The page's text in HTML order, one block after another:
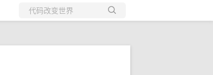
当前博客